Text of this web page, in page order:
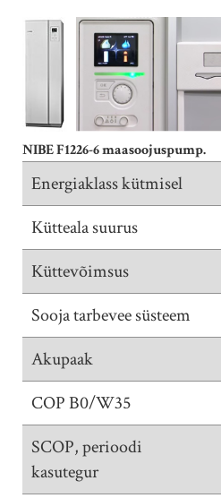
NIBE F1226-6 maasoojuspump.
Energiaklass kütmisel
Kütteala suurus
Küttevõimsus
Sooja tarbevee süsteem
Akupaak
COP B0/W35
SCOP, perioodi
kasutegur